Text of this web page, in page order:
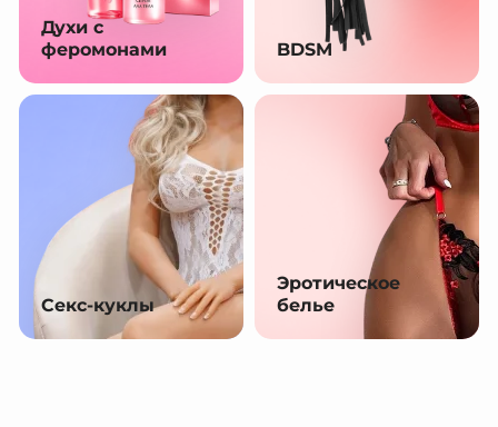
Духи с
феромонами
BDSM
Секс-куклы
Эротическое
белье